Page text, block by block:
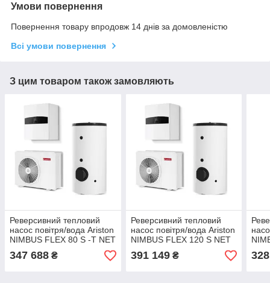
Умови повернення
Повернення товару впродовж 14 днів за домовленістю
Всі умови повернення
З цим товаром також замовляють
Реверсивний тепловий
насос повітря/вода Ariston
NIMBUS FLEX 80 S -T NET
R32, Тепловой насос
реверсивний повітря/вода
347 688 ₴
Реверсивний тепловий
насос повітря/вода Ariston
NIMBUS FLEX 120 S NET
R32, Тепловой насос
реверсивний повітря/вода
391 149₴